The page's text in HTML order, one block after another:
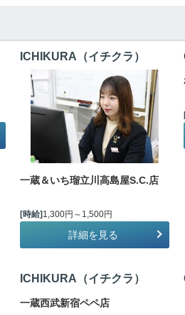
ICHIKURA（イチクラ）
一蔵＆いち瑠立川高島屋S.C.店
[時給] 1,300円～1,500円
詳細を見る
ICHIKURA（イチクラ）
一蔵西武新宿ペペ店